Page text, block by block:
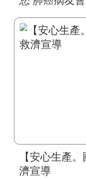
【安心生產
濟宣導